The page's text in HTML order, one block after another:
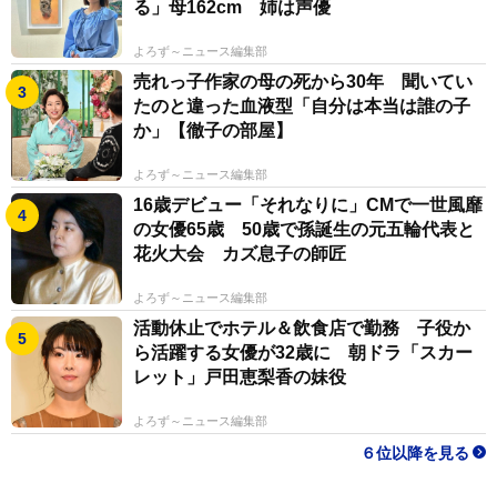
る」母162cm 姉は声優
よろず～ニュース編集部
売れっ子作家の母の死から30年 聞いてい
たのと違った血液型「自分は本当は誰の子
か」【徹子の部屋】
よろず～ニュース編集部
16歳デビュー「それなりに」CMで一世風靡
の女優65歳 50歳で孫誕生の元五輪代表と
花火大会 カズ息子の師匠
よろず～ニュース編集部
活動休止でホテル＆飲食店で勤務 子役か
ら活躍する女優が32歳に 朝ドラ「スカー
レット」戸田恵梨香の妹役
よろず～ニュース編集部
６位以降を見る